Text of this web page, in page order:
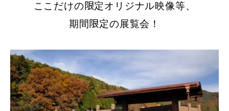
ここだけの限定オリジナル映像等、
期間限定の展覧会！